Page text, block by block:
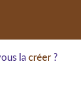
la créer?